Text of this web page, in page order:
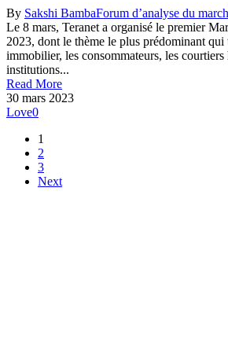
By Sakshi BambaForum d’analyse du
Le 8 mars, Teranet a organisé le premier
2023, dont le thème le plus prédominant qui
immobilier, les consommateurs, les courtiers
institutions...
Read More
30 mars 2023
Love0
1
2
3
Next